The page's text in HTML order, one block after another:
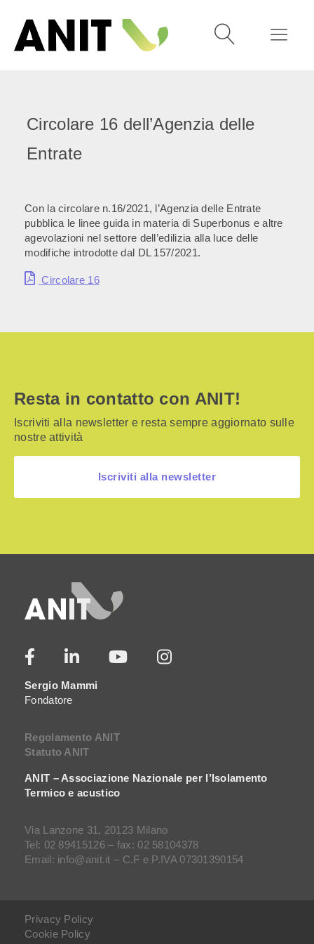
Circolare 16 dell’Agenzia delle
Entrate
Con la circolare n.16/2021, l’Agenzia delle Entrate
pubblica le linee guida in materia di Superbonus e altre
agevolazioni nel settore dell’edilizia alla luce delle
modifiche introdotte dal DL 157/2021.
Circolare 16
Resta in contatto con ANIT!
Iscriviti alla newsletter e resta sempre aggiornato sulle
nostre attività
Iscriviti alla newsletter
Sergio Mammi
Fondatore
Regolamento ANIT
Statuto ANIT
ANIT – Associazione Nazionale per l’Isolamento
Termico e acustico
Via Lanzone 31, 20123 Milano
Tel: 02 89415126 – fax: 02 58104378
Email: info@anit.it – C.F e P.IVA 07301390154
Privacy Policy
Cookie Policy